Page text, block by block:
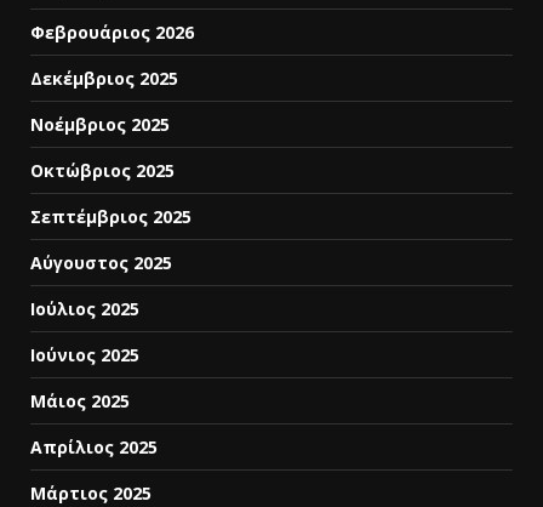
Φεβρουάριος 2026
Δεκέμβριος 2025
Νοέμβριος 2025
Οκτώβριος 2025
Σεπτέμβριος 2025
Αύγουστος 2025
Ιούλιος 2025
Ιούνιος 2025
Μάιος 2025
Απρίλιος 2025
Μάρτιος 2025